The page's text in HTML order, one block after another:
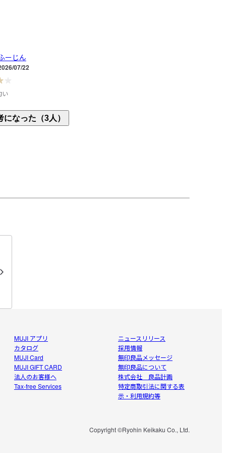
ーじん
07/22
い
為、購入。
い。
になった（3人）
MUJI アプリ
カタログ
MUJI Card
MUJI GIFT CARD
法人のお客様へ
Tax-free Services
ニュースリリース
採用情報
無印良品メッセージ
無印良品について
株式会社 良品計画
特定商取引法に関する表
示・利用規約等
Copyright ©Ryohin Keikaku Co., Ltd.